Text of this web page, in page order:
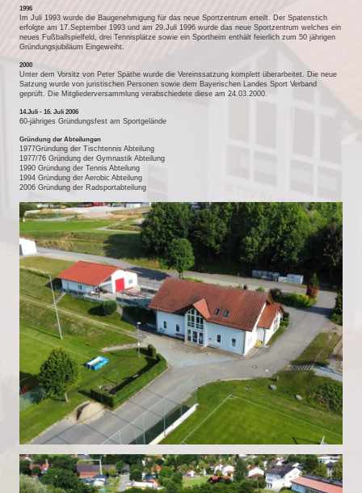
1996
Im Juli 1993 wurde die Baugenehmigung für das neue Sportzentrum erteilt. Der Spatenstich
erfolgte am 17.September 1993 und am 29.Juli 1996 wurde das neue Sportzentrum welches ein
neues Fußballspielfeld, drei Tennisplätze sowie ein Sportheim enthält feierlich zum 50 jährigen
Gründungsjubiläum Eingeweiht.
2000
Unter dem Vorsitz von Peter Späthe wurde die Vereinssatzung komplett überarbeitet. Die neue
Satzung wurde von juristischen Personen sowie dem Bayerischen Landes Sport Verband
geprüft. Die Mitgliederversammlung verabschiedete diese am 24.03.2000.
14.Juli - 16. Juli 2006
60-jähriges Gründungsfest am Sportgelände
Gründung der Abteilungen
1977Gründung der Tischtennis Abteilung
1977/76 Gründung der Gymnastik Abteilung
1990 Gründung der Tennis Abteilung
1994 Gründung der Aerobic Abteilung
2006 Gründung der Radsportabteilung